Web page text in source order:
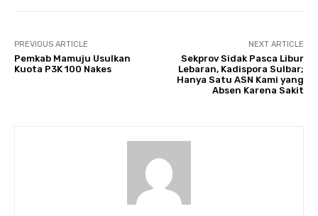
PREVIOUS ARTICLE
Pemkab Mamuju Usulkan
Kuota P3K 100 Nakes
NEXT ARTICLE
Sekprov Sidak Pasca Libur
Lebaran, Kadispora Sulbar;
Hanya Satu ASN Kami yang
Absen Karena Sakit